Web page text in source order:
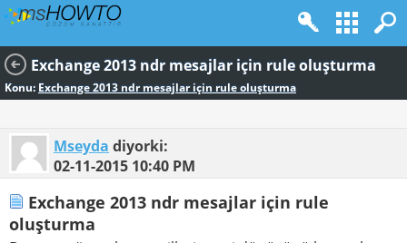
Exchange 2013 ndr mesajlar için rule oluşturma
Konu: Exchange 2013 ndr mesajlar için rule oluşturma
Mseyda diyorki:
02-11-2015 10:40 PM
Exchange 2013 ndr mesajlar için rule
oluşturma